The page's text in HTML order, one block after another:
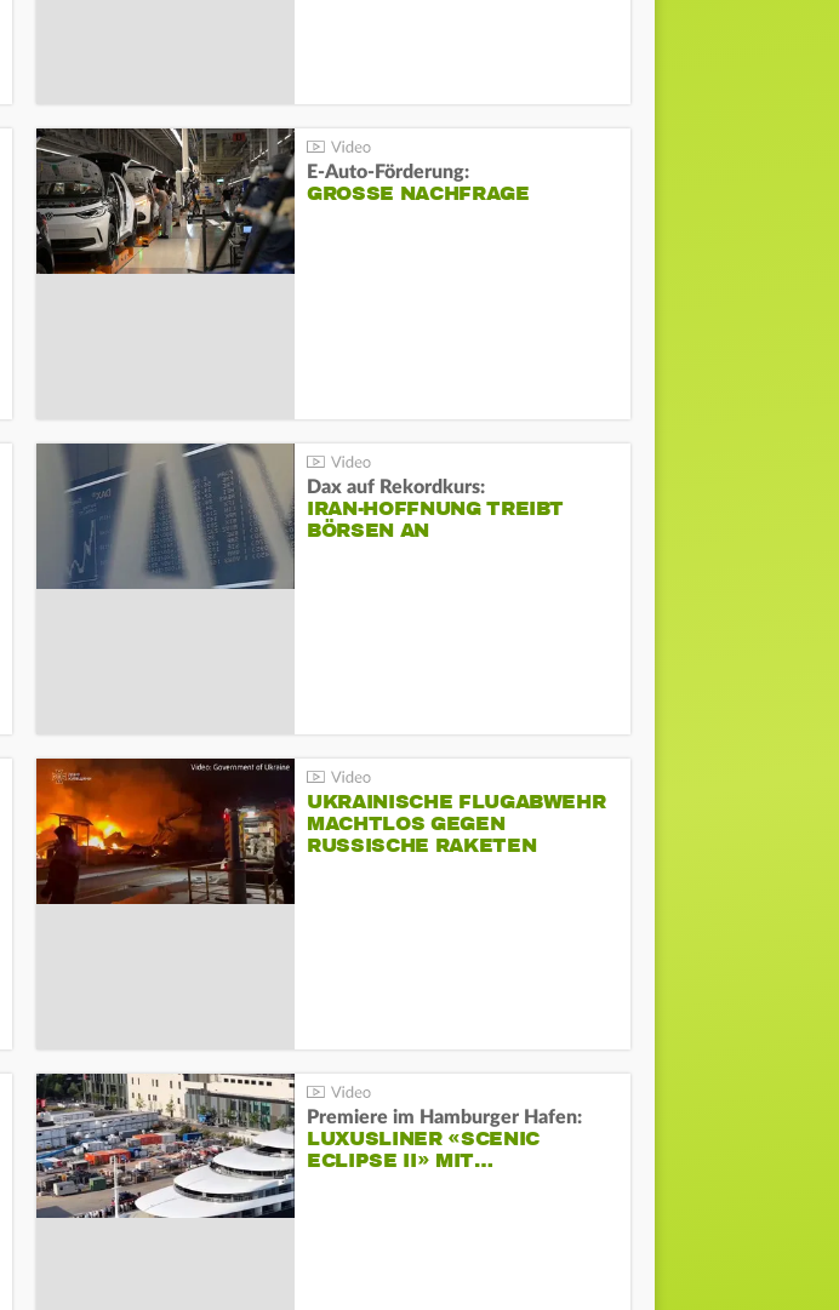
E-Auto-Förderung:
GROSSE NACHFRAGE
Dax auf Rekordkurs:
IRAN-HOFFNUNG TREIBT
BÖRSEN AN
UKRAINISCHE FLUGABWEHR
MACHTLOS GEGEN
RUSSISCHE RAKETEN
Premiere im Hamburger Hafen:
LUXUSLINER «SCENIC
ECLIPSE II» MIT…